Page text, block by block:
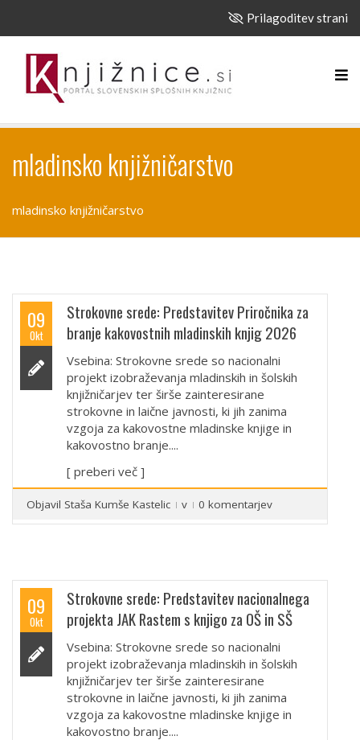
Prilagoditev strani
mladinsko knjižničarstvo
mladinsko knjižničarstvo
09
Okt
Strokovne srede: Predstavitev Priročnika za
branje kakovostnih mladinskih knjig 2026
Vsebina: Strokovne srede so nacionalni
projekt izobraževanja mladinskih in šolskih
knjižničarjev ter širše zainteresirane
strokovne in laične javnosti, ki jih zanima
vzgoja za kakovostne mladinske knjige in
kakovostno branje....
[ preberi več ]
Objavil Staša Kumše Kastelic v 0 komentarjev
09
Okt
Strokovne srede: Predstavitev nacionalnega
projekta JAK Rastem s knjigo za OŠ in SŠ
Vsebina: Strokovne srede so nacionalni
projekt izobraževanja mladinskih in šolskih
knjižničarjev ter širše zainteresirane
strokovne in laične javnosti, ki jih zanima
vzgoja za kakovostne mladinske knjige in
kakovostno branje....